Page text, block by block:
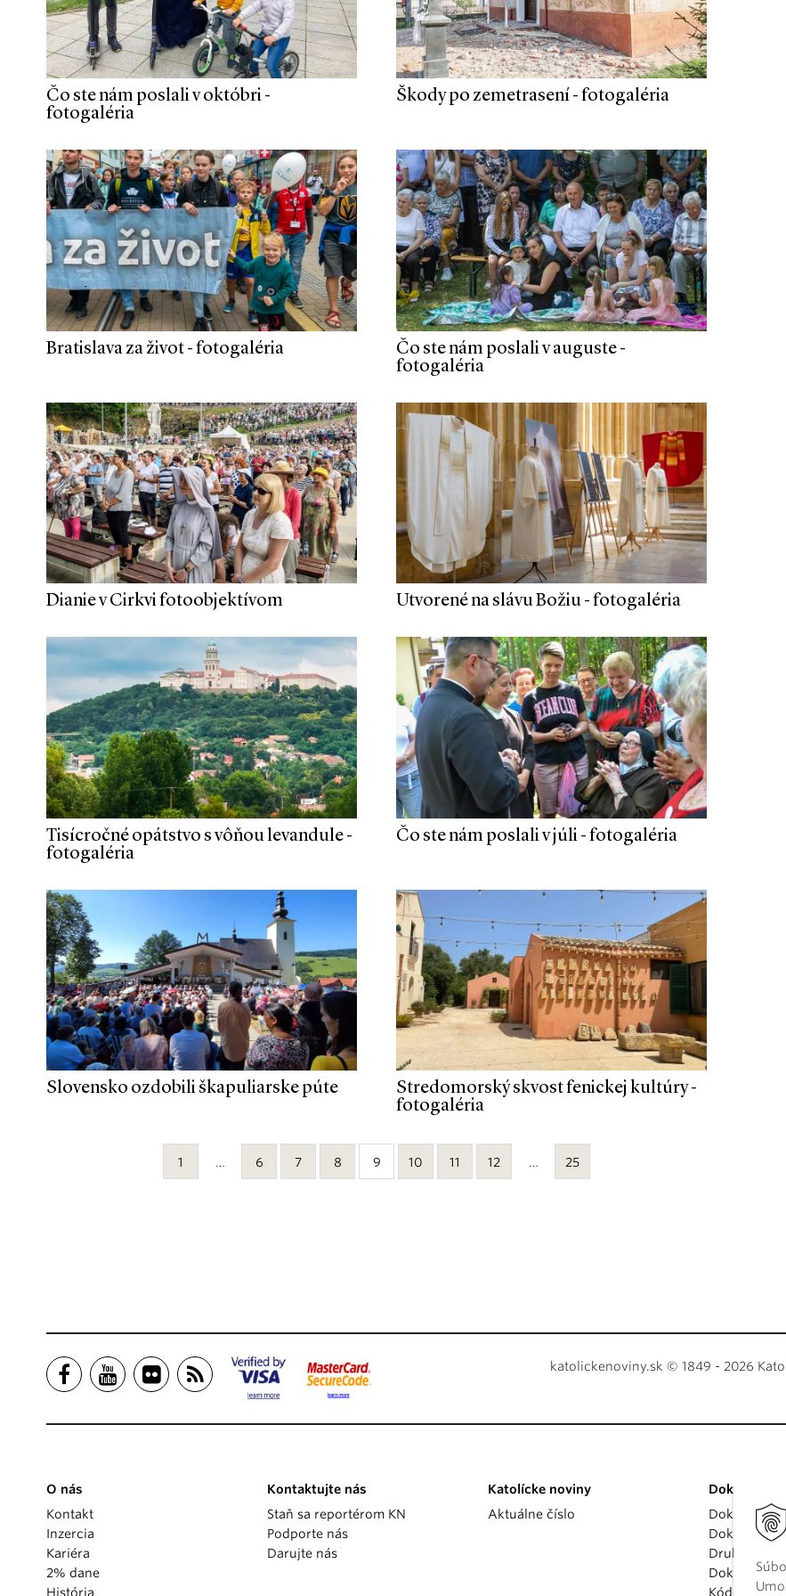
Čo ste nám poslali v októbri -
fotogaléria
Škody po zemetrasení - fotogaléria
Bratislava za život - fotogaléria
Čo ste nám poslali v auguste -
fotogaléria
Dianie v Cirkvi fotoobjektívom Utvorené na slávu Božiu - fotogaléria
Tisícročné opátstvo s vôňou levandule -
fotogaléria
Čo ste nám poslali v júli - fotogaléria
Slovensko ozdobili škapuliarske púte
Stredomorský skvost fenickej kultúry -
fotogaléria
1 … 6 7 8 9 10 11 12 … 25
katolickenoviny.sk © 1849 - 2026
O nás
Kontakt
Inzercia
Kariéra
2% dane
História
Kontaktujte nás
Staň sa reportérom KN
Podporte nás
Darujte nás
Katolícke noviny
Aktuálne číslo
Dokumenty
Dokumenty
Dokumenty
Druhý
Dokumenty
Kódex